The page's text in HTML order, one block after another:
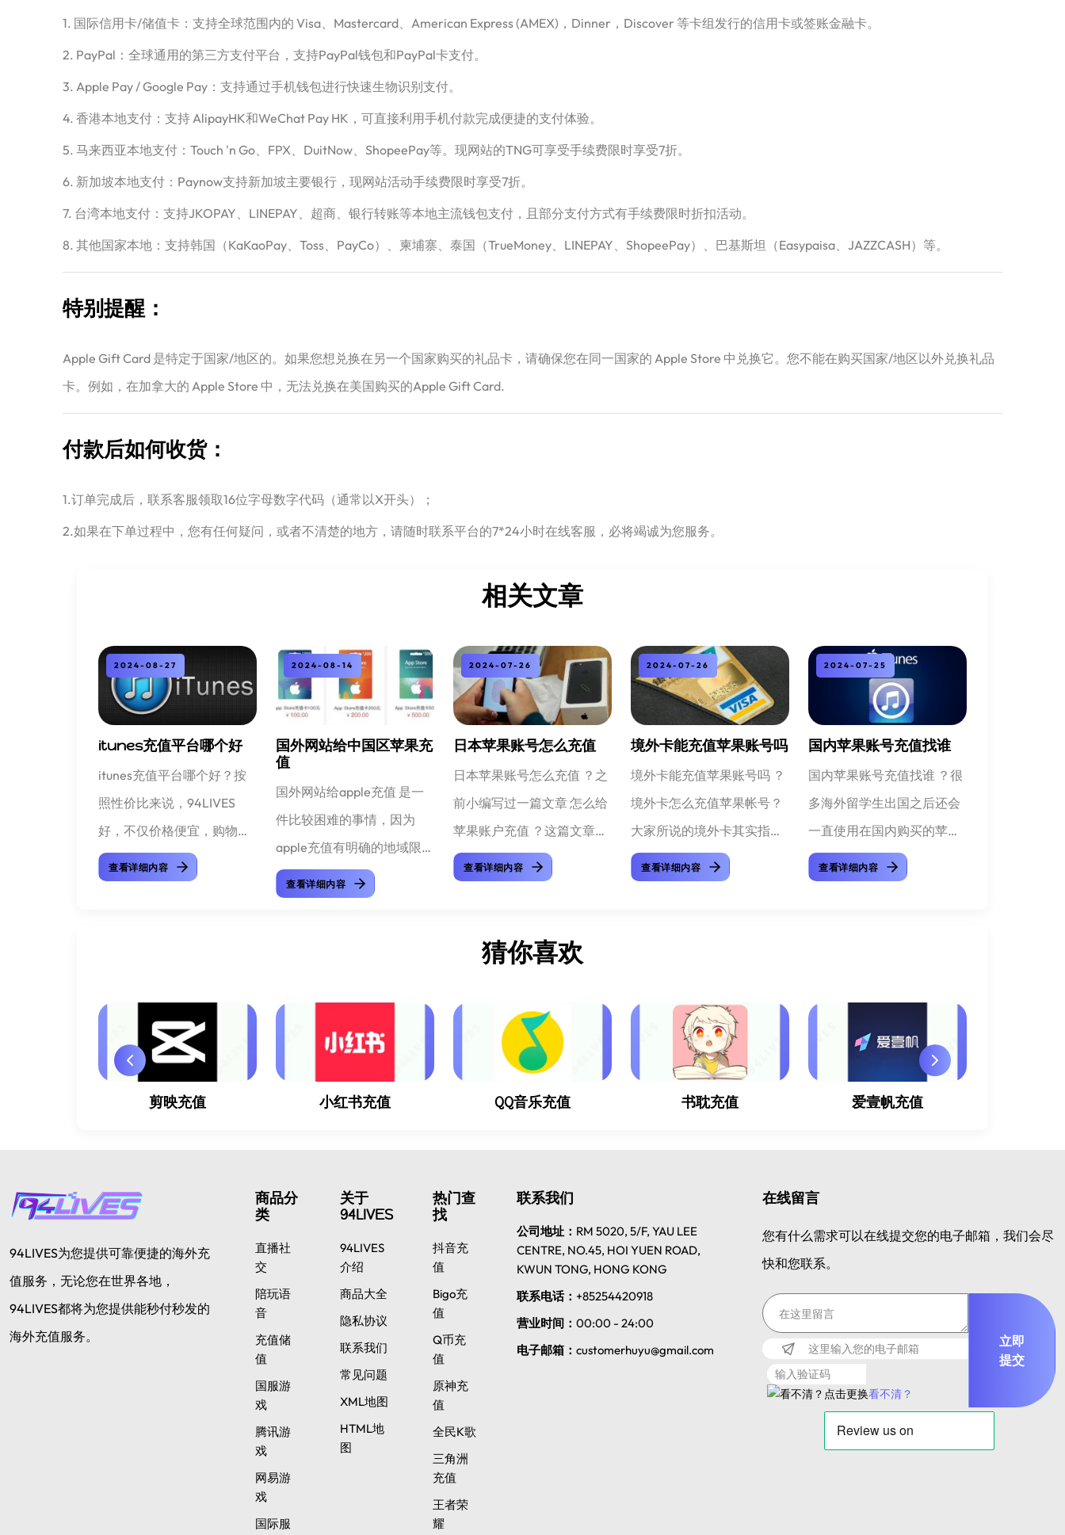
1. 国际信用卡/储值卡：支持全球范围内的 Visa、Mastercard、American Express (AMEX)，Dinner，Discover 等卡组发行的信用卡或签账金融卡。
2. PayPal：全球通用的第三方支付平台，支持PayPal钱包和PayPal卡支付。
3. Apple Pay / Google Pay：支持通过手机钱包进行快速生物识别支付。
4. 香港本地支付：支持 AlipayHK和WeChat Pay HK，可直接利用手机付款完成便捷的支付体验。
5. 马来西亚本地支付：Touch 'n Go、FPX、DuitNow、ShopeePay等。现网站的TNG可享受手续费限时享受7折。
6. 新加坡本地支付：Paynow支持新加坡主要银行，现网站活动手续费限时享受7折。
7. 台湾本地支付：支持JKOPAY、LINEPAY、超商、银行转账等本地主流钱包支付，且部分支付方式有手续费限时折扣活动。
8. 其他国家本地：支持韩国（KaKaoPay、Toss、PayCo）、柬埔寨、泰国（TrueMoney、LINEPAY、ShopeePay）、巴基斯坦（Easypaisa、JAZZCASH）等。
特别提醒：
Apple Gift Card 是特定于国家/地区的。如果您想兑换在另一个国家购买的礼品卡，请确保您在同一国家的 Apple Store 中兑换它。您不能在购买国家/地区以外兑换礼品
卡。例如，在加拿大的 Apple Store 中，无法兑换在美国购买的Apple Gift Card.
付款后如何收货：
1.订单完成后，联系客服领取16位字母数字代码（通常以X开头）；
2.如果在下单过程中，您有任何疑问，或者不清楚的地方，请随时联系平台的7*24小时在线客服，必将竭诚为您服务。
相关文章
2024-08-27
itunes充值平台哪个好
itunes充值平台哪个好？按
照性价比来说，94LIVES
好，不仅价格便宜，购物体
验也好，什么这么说呢，就
让小编来领大家走一遍
查看详细内容
2024-08-14
国外网站给中国区苹果充
值
国外网站给apple充值 是一
件比较困难的事情，因为
apple充值有明确的地域限
制，国内的账号只能国内的
支付方式进行充值，国外的
查看详细内容
2024-07-26
日本苹果账号怎么充值
日本苹果账号怎么充值 ？之
前小编写过一篇文章 怎么给
苹果账户充值 ？这篇文章里
就提到过，如果在美国是怎
么用美元给中国区的苹果账
是日本苹果账号怎...
查看详细内容
2024-07-26
境外卡能充值苹果账号吗
境外卡能充值苹果账号吗 ？
境外卡怎么充值苹果帐号？
大家所说的境外卡其实指的
是国外银行卡，用国外银行
卡怎么给中国区的苹果帐号
查看详细内容
2024-07-25
国内苹果账号充值找谁
国内苹果账号充值找谁 ？很
多海外留学生出国之后还会
一直使用在国内购买的苹果
手机，大家都知道苹果手机
对地域的限制不交严格，像
查看详细内容
猜你喜欢
剪映充值 小红书充值 QQ音乐充值 书耽充值 爱壹帆充值
94LIVES为您提供可靠便捷的海外充
值服务，无论您在世界各地，
94LIVES都将为您提供能秒付秒发的
海外充值服务。
商品分
类
直播社
交
陪玩语
音
充值储
值
国服游
戏
腾讯游
戏
网易游
戏
国际服
关于
94LIVES
94LIVES
介绍
商品大全
隐私协议
联系我们
常见问题
XML地图
HTML地
图
热门查
找
抖音充
值
Bigo充
值
Q币充
值
原神充
值
全民K歌
三角洲
充值
王者荣
耀
联系我们
公司地址： RM 5020, 5/F, YAU LEE
CENTRE, NO.45, HOI YUEN ROAD,
KWUN TONG, HONG KONG
联系电话： +85254420918
营业时间： 00:00 - 24:00
电子邮箱： customerhuyu@gmail.com
在线留言
您有什么需求可以在线提交您的电子邮箱，我们会尽
快和您联系。
看不清？
立即
提交